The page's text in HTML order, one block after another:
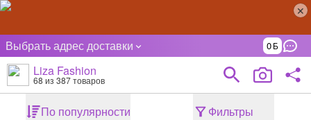
Выбрать адрес доставки 0
Liza Fashion
68 из 387 товаров
По популярности Фильтры